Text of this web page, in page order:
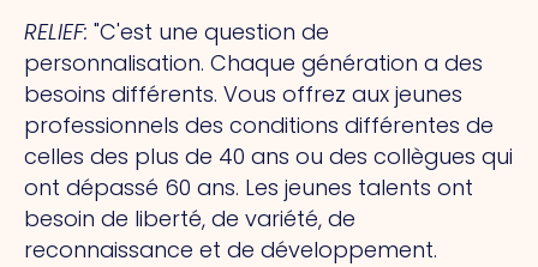
RELIEF: "C'est une question de
personnalisation. Chaque génération a des
besoins différents. Vous offrez aux jeunes
professionnels des conditions différentes de
celles des plus de 40 ans ou des collègues qui
ont dépassé 60 ans. Les jeunes talents ont
besoin de liberté, de variété, de
reconnaissance et de développement.